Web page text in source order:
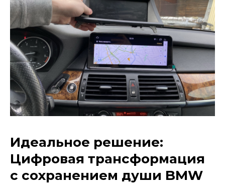
Идеальное решение:
Цифровая трансформация
с сохранением души BMW